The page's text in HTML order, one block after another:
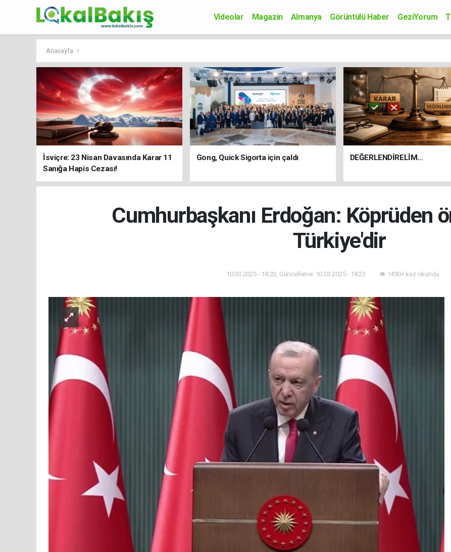
Videolar Magazin Almanya Görüntülü Haber GeziYorum
Anasayfa
İsviçre: 23 Nisan Davasında Karar 11
Sanığa Hapis Cezası!
Gong, Quick Sigorta için çaldı DEĞERLENDİRELİM…
Cumhurbaşkanı Erdoğan: Köprüden
Türkiye'dir
10.03.2025 - 18:23, Güncelleme: 10.03.2025 - 18:23 1490+ kez okundu.